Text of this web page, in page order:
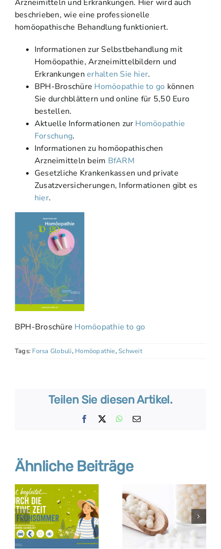
Arzneimitteln und Erkrankungen. Hier wird auch
beschrieben, wie eine professionelle
homöopathische Behandlung funktioniert.
Informationen zur Selbstbehandlung mit
Homöopathie, Arzneimittelbildern und
Erkrankungenerhalten Sie hier.
BPH-Broschüre Homöopathie to go können
Sie durchblättern und online für 5,50 Euro
bestellen.
Aktuelle Informationen zur Homöopathie
Forschung.
Informationen zu homöopathischen
Arzneimitteln beim BfARM
Gesetzliche Krankenkassen und private
Zusatzversicherungen, Informationen gibt es
hier.
BPH-Broschüre Homöopathie to go
Tags: Forsa Globuli, Homöopathie,Schweit
Teilen Sie diesen Artikel.
Facebook WhatsApp
E-
Ähnliche Beiträge